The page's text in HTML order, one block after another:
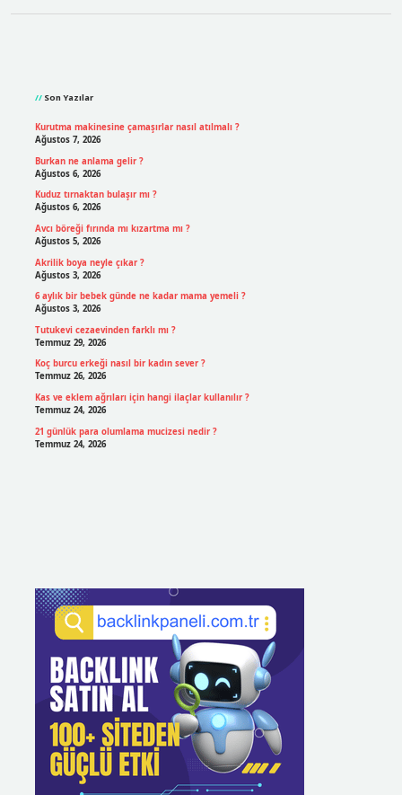
Son Yazılar
Kurutma makinesine çamaşırlar nasıl atılmalı ?
Ağustos 7, 2026
Burkan ne anlama gelir ?
Ağustos 6, 2026
Kuduz tırnaktan bulaşır mı ?
Ağustos 6, 2026
Avcı böreği fırında mı kızartma mı ?
Ağustos 5, 2026
Akrilik boya neyle çıkar ?
Ağustos 3, 2026
6 aylık bir bebek günde ne kadar mama yemeli ?
Ağustos 3, 2026
Tutukevi cezaevinden farklı mı ?
Temmuz 29, 2026
Koç burcu erkeği nasıl bir kadın sever ?
Temmuz 26, 2026
Kas ve eklem ağrıları için hangi ilaçlar kullanılır ?
Temmuz 24, 2026
21 günlük para olumlama mucizesi nedir ?
Temmuz 24, 2026